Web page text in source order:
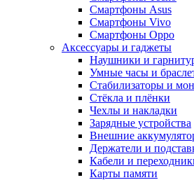
Смартфоны Asus
Смартфоны Vivo
Смартфоны Oppo
Аксессуары и гаджеты
Наушники и
Умные часы и
Стабилизаторы и
Стёкла и плёнки
Чехлы и накладки
Зарядные устройства
Внешние
Держатели и
Кабели и
Карты памяти